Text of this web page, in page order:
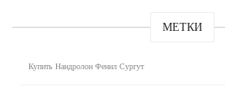
МЕТКИ
Купить Нандролон Фенил Сургут